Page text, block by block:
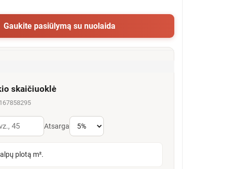
Gaukite pasiūlymą su nuolaida
skaičiuoklė
Atsarga
plotą m².